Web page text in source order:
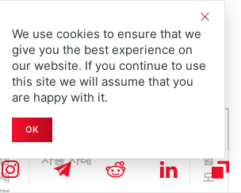
분 비율은 위험 프로필, 거래 활동 수준, 금융 시
에 따라 달라진다.
에 대해 확신을 가질 수 없다면 개인의 재정 상황
제공할 수 있는 전문 금융 자문가와 상담하는 것
사용 사례
험
도
We use cookies to ensure that we
give you the best experience on
our website. If you continue to use
this site we will assume that you
are happy with it.
OK